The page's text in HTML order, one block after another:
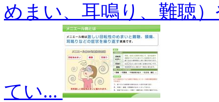
めまい、耳鳴り、難聴
てい...